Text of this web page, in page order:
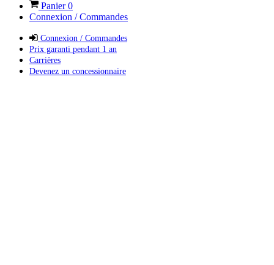
Panier0
Connexion / Commandes
Connexion / Commandes
Prix garanti pendant 1 an
Carrières
Devenez un concessionnaire